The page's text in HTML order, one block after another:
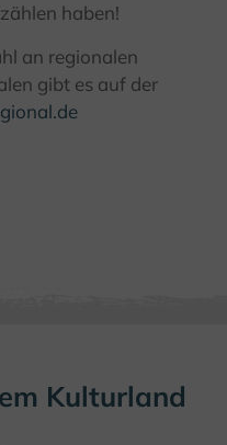
haben!
an regionalen
gibt es auf der
Kulturland